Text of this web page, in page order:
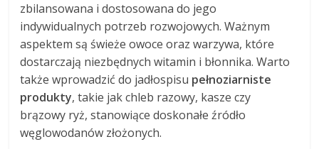
zbilansowana i dostosowana do jego
indywidualnych potrzeb rozwojowych. Ważnym
aspektem są świeże owoce oraz warzywa, które
dostarczają niezbędnych witamin i błonnika. Warto
także wprowadzić do jadłospisu pełnoziarniste
produkty, takie jak chleb razowy, kasze czy
brązowy ryż, stanowiące doskonałe źródło
węglowodanów złożonych.